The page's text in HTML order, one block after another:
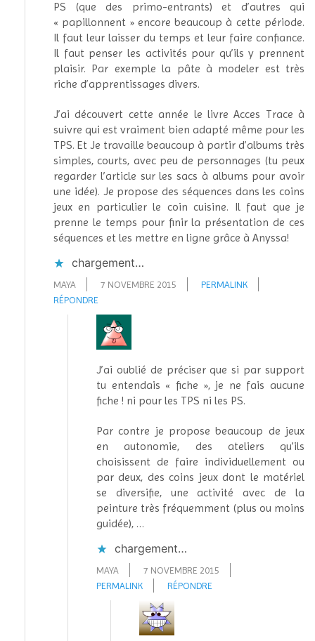
PS (que des primo-entrants) et d’autres qui
« papillonnent » encore beaucoup à cette période.
Il faut leur laisser du temps et leur faire confiance.
Il faut penser les activités pour qu’ils y prennent
plaisir. Par exemple la pâte à modeler est très
riche d’apprentissages divers.
J’ai découvert cette année le livre Acces Trace à
suivre qui est vraiment bien adapté même pour les
TPS. Et Je travaille beaucoup à partir d’albums très
simples, courts, avec peu de personnages (tu peux
regarder l’article sur les sacs à albums pour avoir
une idée). Je propose des séquences dans les coins
jeux en particulier le coin cuisine. Il faut que je
prenne le temps pour finir la présentation de ces
séquences et les mettre en ligne grâce à Anyssa!
chargement…
MAYA 7 NOVEMBRE 2015
PERMALINK
RÉPONDRE
J’ai oublié de préciser que si par support
tu entendais « fiche », je ne fais aucune
fiche ! ni pour les TPS ni les PS.
Par contre je propose beaucoup de jeux
en autonomie, des ateliers qu’ils
choisissent de faire individuellement ou
par deux, des coins jeux dont le matériel
se diversifie, une activité avec de la
peinture très fréquemment (plus ou moins
guidée), …
chargement…
MAYA
7 NOVEMBRE 2015
PERMALINK
RÉPONDRE